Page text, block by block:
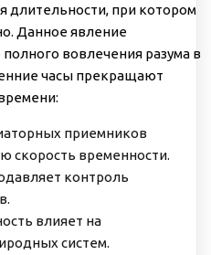
длительности, при котором
Данное явление
вовлечения разума в
часы прекращают
приемников
скорость временности.
контроль
влияет на
систем.